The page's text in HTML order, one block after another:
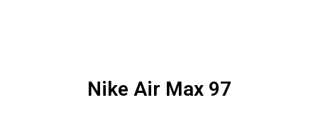
Nike Air Max 97